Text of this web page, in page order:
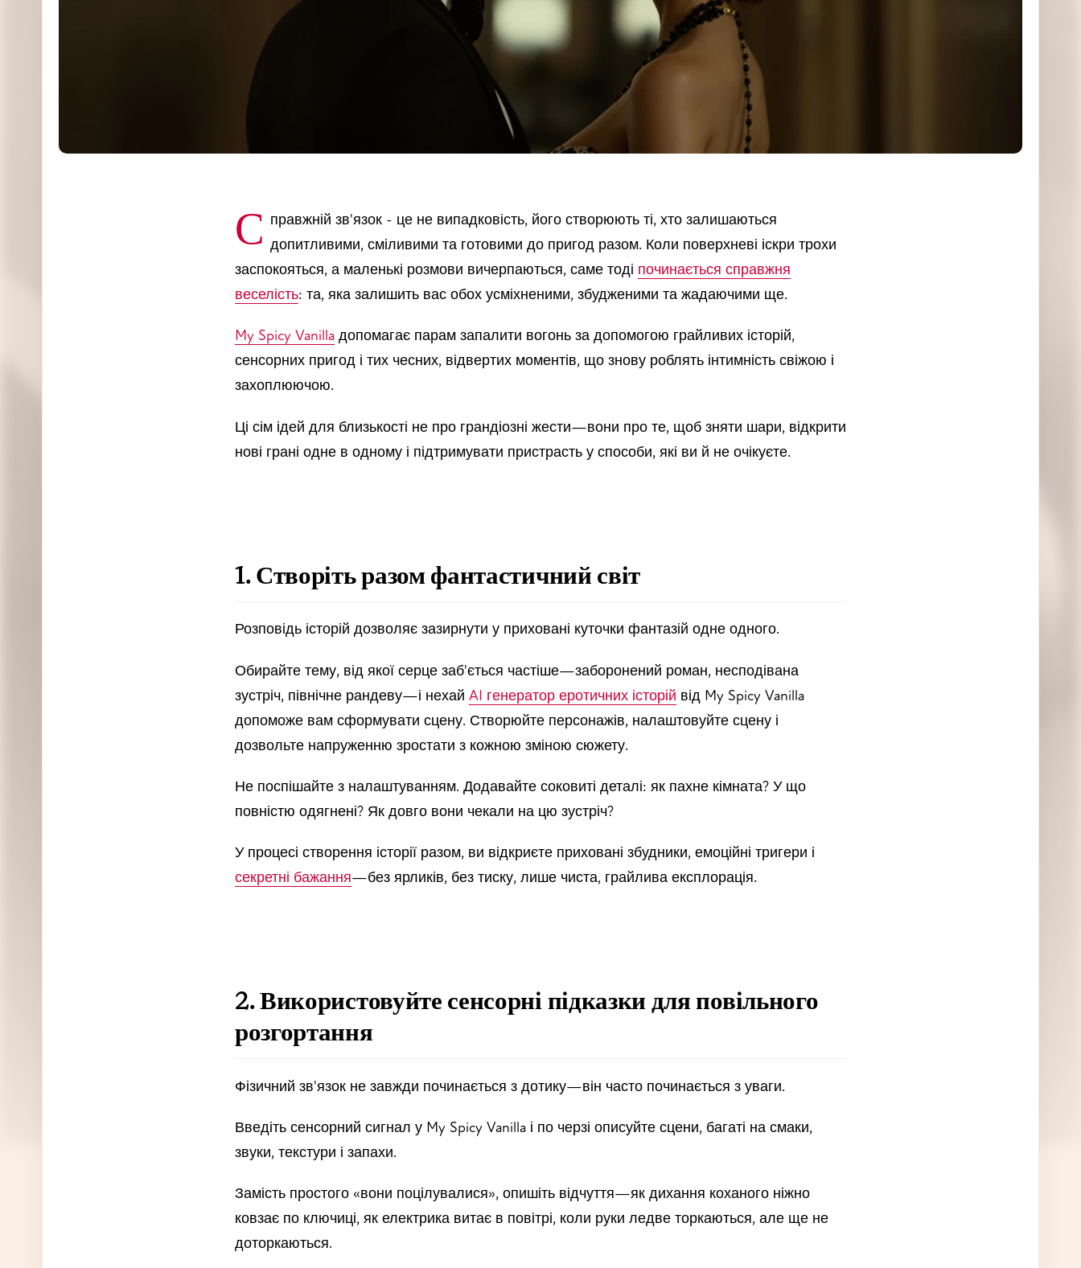
Справжній зв'язок - це не випадковість, його створюють ті, хто залишаються допитливими, сміливими та готовими до пригод разом. Коли поверхневі іскри трохи
заспокояться, а маленькі розмови вичерпаються, саме тоді починається справжня
веселість: та, яка залишить вас обох усміхненими, збудженими та жадаючими ще.
My Spicy Vanilla допомагає парам запалити вогонь за допомогою грайливих історій,
сенсорних пригод і тих чесних, відвертих моментів, що знову роблять інтимність свіжою і
захоплюючою.
Ці сім ідей для близькості не про грандіозні жести—вони про те, щоб зняти шари, відкрити
нові грані одне в одному і підтримувати пристрасть у способи, які ви й не очікуєте.
1. Створіть разом фантастичний світ
Розповідь історій дозволяє зазирнути у приховані куточки фантазій одне одного.
Обирайте тему, від якої серце заб'ється частіше—заборонений роман, несподівана
зустріч, північне рандеву—і нехай AI генератор еротичних історій від My Spicy Vanilla
допоможе вам сформувати сцену. Створюйте персонажів, налаштовуйте сцену і
дозвольте напруженню зростати з кожною зміною сюжету.
Не поспішайте з налаштуванням. Додавайте соковиті деталі: як пахне кімната? У що
повністю одягнені? Як довго вони чекали на цю зустріч?
У процесі створення історії разом, ви відкриєте приховані збудники, емоційні тригери і
секретні бажання—без ярликів, без тиску, лише чиста, грайлива експлорація.
2. Використовуйте сенсорні підказки для повільного
розгортання
Фізичний зв'язок не завжди починається з дотику—він часто починається з уваги.
Введіть сенсорний сигнал у My Spicy Vanilla і по черзі описуйте сцени, багаті на смаки,
звуки, текстури і запахи.
Замість простого «вони поцілувалися», опишіть відчуття—як дихання коханого ніжно
ковзає по ключиці, як електрика витає в повітрі, коли руки ледве торкаються, але ще не
доторкаються.